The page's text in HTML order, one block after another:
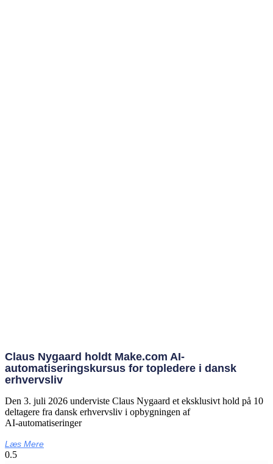
Claus Nygaard holdt Make.com AI-
automatiseringskursus for topledere i dansk
erhvervsliv
Den 3. juli 2026 underviste Claus Nygaard et eksklusivt hold på 10
deltagere fra dansk erhvervsliv i opbygningen af
AI‑automatiseringer
Læs Mere